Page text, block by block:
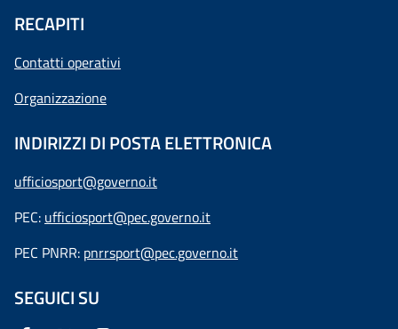
RECAPITI
Contatti operativi
Organizzazione
INDIRIZZI DI POSTA ELETTRONICA
ufficiosport@governo.it
PEC: ufficiosport@pec.governo.it
PEC PNRR: pnrrsport@pec.governo.it
SEGUICI SU